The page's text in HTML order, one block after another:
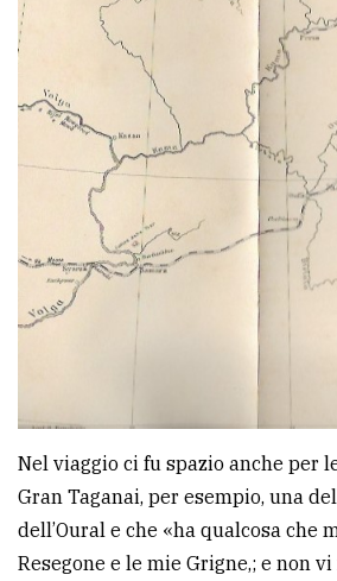
Nel viaggio ci fu spazio anche per
Gran Taganai, per esempio, una
dell’Oural e che «ha qualcosa che
Resegone e le mie Grigne,; e non